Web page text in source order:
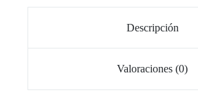
Descripción
Valoraciones (0)